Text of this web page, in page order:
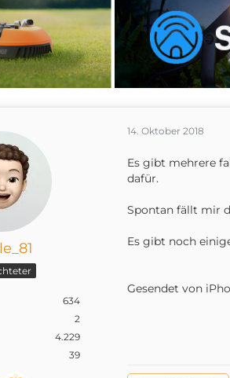
634
2
4.229
39
14. Oktober 2018
Es gibt mehrere
dafür.
Spontan fällt mir
Es gibt noch
Gesendet von